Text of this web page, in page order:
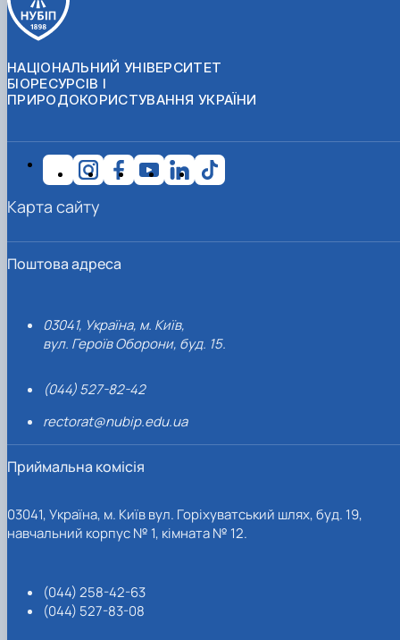
НАЦІОНАЛЬНИЙ УНІВЕРСИТЕТ
БІОРЕСУРСІВ І
ПРИРОДОКОРИСТУВАННЯ УКРАЇНИ
Поштова адреса
03041, Україна, м. Київ,
вул. Героїв Оборони, буд. 15.
(044) 527-82-42
rectorat@nubip.edu.ua
Приймальна комісія
03041, Україна, м. Київ вул. Горіхуватський шлях, буд. 19,
навчальний корпус № 1, кімната № 12.
(044) 258-42-63
(044) 527-83-08
Карта сайту